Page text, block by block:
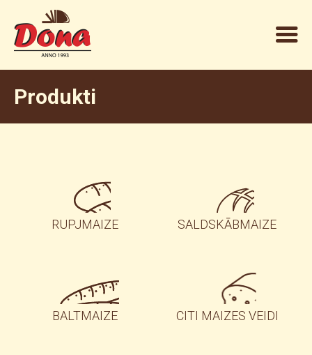
Produkti
RUPJMAIZE SALDSKĀBMAIZE
BALTMAIZE CITI MAIZES VEIDI